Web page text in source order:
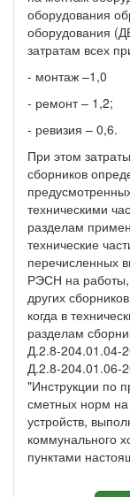
оборудования
оборудования
затратам всех
- монтаж –1,0
- ремонт – 1,2;
- ревизия – 0,6.
При этом
сборников
техническими
разделам
технические
перечисленных
РЭСН на
других
когда в
разделам
Д.2.8-204.01.04-
Д.2.8-204.01.06-
"Инструкции по
сметных норм
устройств,
коммунального
пунктами